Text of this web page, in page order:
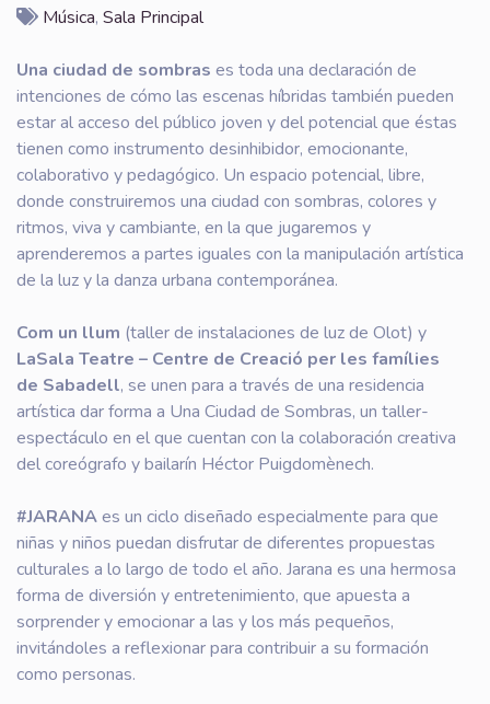
Música, Sala Principal
Una ciudad de sombras es toda una declaración de
intenciones de cómo las escenas híbridas también pueden
estar al acceso del público joven y del potencial que éstas
tienen como instrumento desinhibidor, emocionante,
colaborativo y pedagógico. Un espacio potencial, libre,
donde construiremos una ciudad con sombras, colores y
ritmos, viva y cambiante, en la que jugaremos y
aprenderemos a partes iguales con la manipulación artística
de la luz y la danza urbana contemporánea.
Com un llum (taller de instalaciones de luz de Olot) y
LaSala Teatre – Centre de Creació per les famílies
de Sabadell, se unen para a través de una residencia
artística dar forma a Una Ciudad de Sombras, un taller-
espectáculo en el que cuentan con la colaboración creativa
del coreógrafo y bailarín Héctor Puigdomènech.
#JARANAes un ciclo diseñado especialmente para que
niñas y niños puedan disfrutar de diferentes propuestas
culturales a lo largo de todo el año. Jarana es una hermosa
forma de diversión y entretenimiento, que apuesta a
sorprender y emocionar a las y los más pequeños,
invitándoles a reflexionar para contribuir a su formación
como personas.